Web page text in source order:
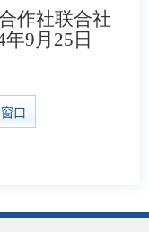
作社联合社
月25日
口